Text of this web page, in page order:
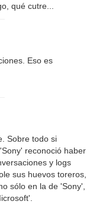
qué cutre...
Eso es
Sobre todo si
reconoció haber
y logs
sus huevos toreros,
sólo en la de 'Sony',